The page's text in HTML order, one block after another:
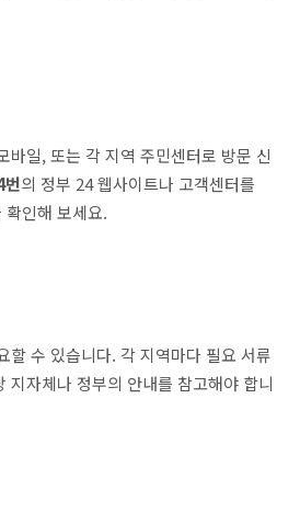
바일, 또는 각 지역 주민센터로 방문 신
번의 정부 24 웹사이트나 고객센터를
인해 보세요.
할 수 있습니다. 각 지역마다 필요 서류
지자체나 정부의 안내를 참고해야 합니